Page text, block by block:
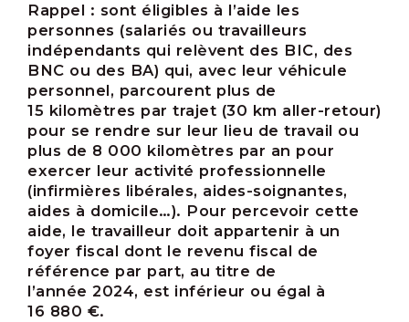
Rappel : sont éligibles à l’aide les
personnes (salariés ou travailleurs
indépendants qui relèvent des BIC, des
BNC ou des BA) qui, avec leur véhicule
personnel, parcourent plus de
15 kilomètres par trajet (30 km aller-retour)
pour se rendre sur leur lieu de travail ou
plus de 8 000 kilomètres par an pour
exercer leur activité professionnelle
(infirmières libérales, aides-soignantes,
aides à domicile…). Pour percevoir cette
aide, le travailleur doit appartenir à un
foyer fiscal dont le revenu fiscal de
référence par part, au titre de
l’année 2024, est inférieur ou égal à
16 880 €.